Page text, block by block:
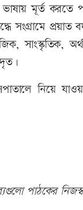
মূর্ত করতে
সংগ্রামে প্রয়াত
সাংস্কৃতিক,
নিয়ে
পাঠকের নিজস্ব